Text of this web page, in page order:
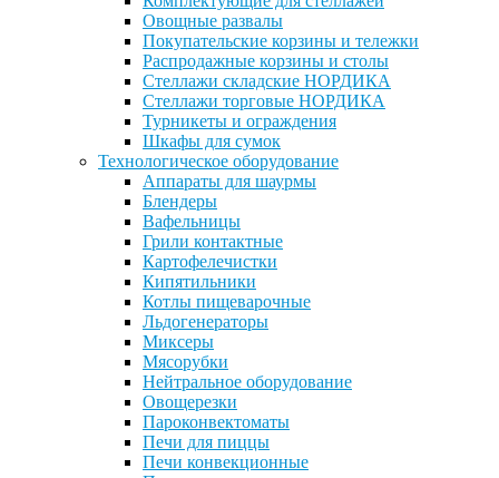
Овощные развалы
Покупательские корзины и тележки
Распродажные корзины и столы
Стеллажи складские НОРДИКА
Стеллажи торговые НОРДИКА
Турникеты и ограждения
Шкафы для сумок
Технологическое оборудование
Аппараты для шаурмы
Блендеры
Вафельницы
Грили контактные
Картофелечистки
Кипятильники
Котлы пищеварочные
Льдогенераторы
Миксеры
Мясорубки
Нейтральное оборудование
Овощерезки
Пароконвектоматы
Печи для пиццы
Печи конвекционные